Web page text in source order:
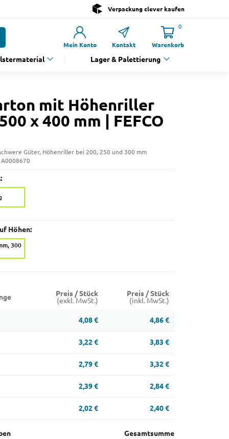
Verpackung clever kaufen
Mein Konto Kontakt
0
Warenkorb
Lager & Palettierung
mit Höhenriller
x 400 mm | FEFCO
Güter, Höhenriller bei 200, 250 und 300 mm
Höhen:
300
Preis / Stück
(exkl. MwSt.)
Preis / Stück
(inkl. MwSt.)
4,08 € 4,86 €
3,22 € 3,83 €
2,79 € 3,32 €
2,39 € 2,84 €
2,02 € 2,40 €
Gesamtsumme